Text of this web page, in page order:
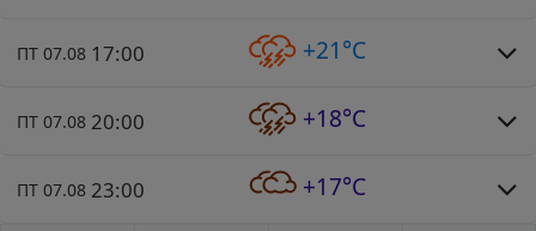
ПТ 07.08 17:00 +21°C
ПТ 07.08 20:00 +18°C
ПТ 07.08 23:00 +17°C